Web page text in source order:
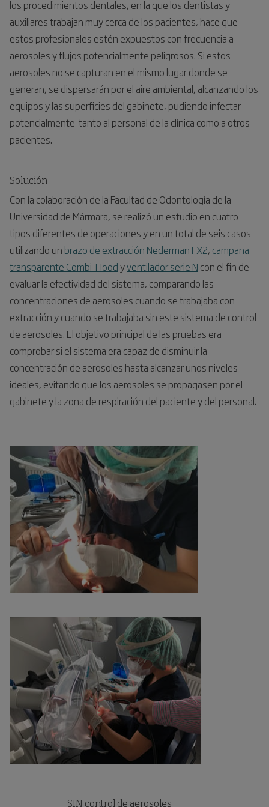
los procedimientos dentales, en la que los dentistas y
auxiliares trabajan muy cerca de los pacientes, hace que
estos profesionales estén expuestos con frecuencia a
aerosoles y flujos potencialmente peligrosos. Si estos
aerosoles no se capturan en el mismo lugar donde se
generan, se dispersarán por el aire ambiental, alcanzando los
equipos y las superficies del gabinete, pudiendo infectar
potencialmente tanto al personal de la clínica como a otros
pacientes.
Solución
Con la colaboración de la Facultad de Odontología de la
Universidad de Mármara, se realizó un estudio en cuatro
tipos diferentes de operaciones y en un total de seis casos
utilizando un brazo de extracción Nederman FX2, campana
transparente Combi-Hoodyventilador serie N con el fin de
evaluar la efectividad del sistema, comparando las
concentraciones de aerosoles cuando se trabajaba con
extracción y cuando se trabajaba sin este sistema de control
de aerosoles. El objetivo principal de las pruebas era
comprobar si el sistema era capaz de disminuir la
concentración de aerosoles hasta alcanzar unos niveles
ideales, evitando que los aerosoles se propagasen por el
gabinete y la zona de respiración del paciente y del personal.
SIN control de aerosoles